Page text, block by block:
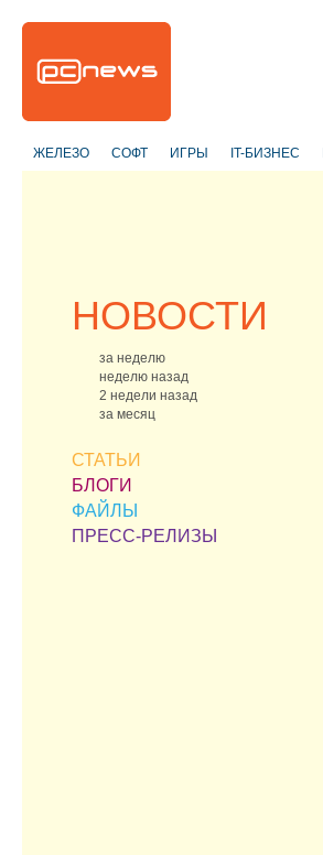
ЖЕЛЕЗО СОФТ ИГРЫ IT-БИЗНЕС
НОВОСТИ
за неделю
неделю назад
2 недели назад
за месяц
СТАТЬИ
БЛОГИ
ФАЙЛЫ
ПРЕСС-РЕЛИЗЫ